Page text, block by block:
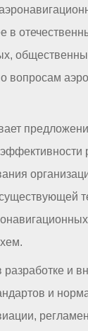
в
вопросам
разработке и
и